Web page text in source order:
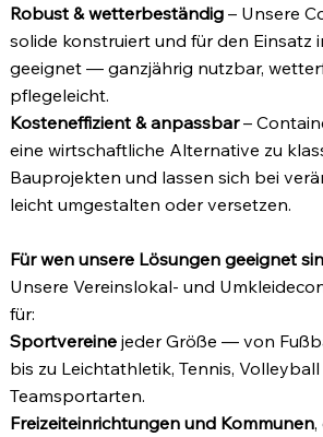
Robust & wetterbeständig– Unsere
solide konstruiert und für den Einsatz
geeignet — ganzjährig nutzbar,
pflegeleicht.
Kosteneffizient & anpassbar–
eine wirtschaftliche Alternative zu
Bauprojekten und lassen sich bei
leicht umgestalten oder versetzen.
Für wen unsere Lösungen geeignet
Unsere Vereinslokal‑ und
für:
Sportvereinejeder Größe — von
bis zu Leichtathletik, Tennis,
Teamsportarten.
Freizeiteinrichtungen und Kommunen,